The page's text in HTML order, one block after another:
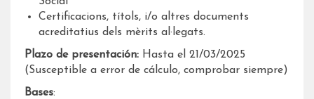
Certificacions, títols, i/o altres documents
acreditatius dels mèrits al·legats.
Plazo de presentación: Hasta el 21/03/2025
(Susceptible a error de cálculo, comprobar siempre)
Bases: